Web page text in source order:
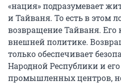
«нация» подразумевает
и Тайваня. То есть в этом
возвращение Тайваня. Его
внешней политике.
только обеспечивает
Народной Республики и
промышленных центров,